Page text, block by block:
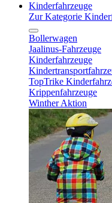
Kinderfahrzeuge
Zur Kategorie
Bollerwagen
Jaalinus-Fahrzeuge
Kinderfahrzeuge
TopTrike
Krippenfahrzeuge
Winther Aktion